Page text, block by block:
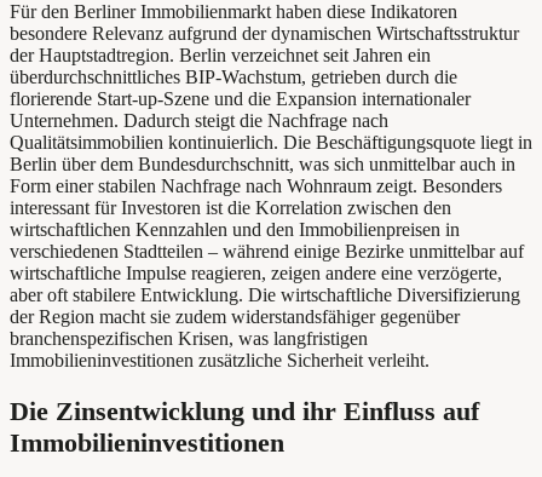
Für den Berliner Immobilienmarkt haben diese Indikatoren
besondere Relevanz aufgrund der dynamischen Wirtschaftsstruktur
der Hauptstadtregion. Berlin verzeichnet seit Jahren ein
überdurchschnittliches BIP-Wachstum, getrieben durch die
florierende Start-up-Szene und die Expansion internationaler
Unternehmen. Dadurch steigt die Nachfrage nach
Qualitätsimmobilien kontinuierlich. Die Beschäftigungsquote liegt in
Berlin über dem Bundesdurchschnitt, was sich unmittelbar auch in
Form einer stabilen Nachfrage nach Wohnraum zeigt. Besonders
interessant für Investoren ist die Korrelation zwischen den
wirtschaftlichen Kennzahlen und den Immobilienpreisen in
verschiedenen Stadtteilen – während einige Bezirke unmittelbar auf
wirtschaftliche Impulse reagieren, zeigen andere eine verzögerte,
aber oft stabilere Entwicklung. Die wirtschaftliche Diversifizierung
der Region macht sie zudem widerstandsfähiger gegenüber
branchenspezifischen Krisen, was langfristigen
Immobilieninvestitionen zusätzliche Sicherheit verleiht.
Die Zinsentwicklung und ihr Einfluss auf
Immobilieninvestitionen